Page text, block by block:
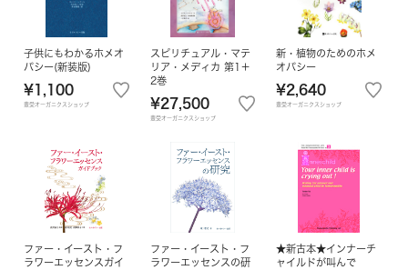
子供にもわかるホメオ
パシー(新装版)
¥1,100
豊受オーガニクスショップ
スピリチュアル・マテ
リア・メディカ 第1＋
2巻
¥27,500
豊受オーガニクスショップ
新・植物のためのホメ
オパシー
¥2,640
豊受オーガニクスショップ
ファー・イースト・フ
ラワーエッセンスガイ
ファー・イースト・フ
ラワーエッセンスの研
★新古本★インナーチ
ャイルドが叫んで